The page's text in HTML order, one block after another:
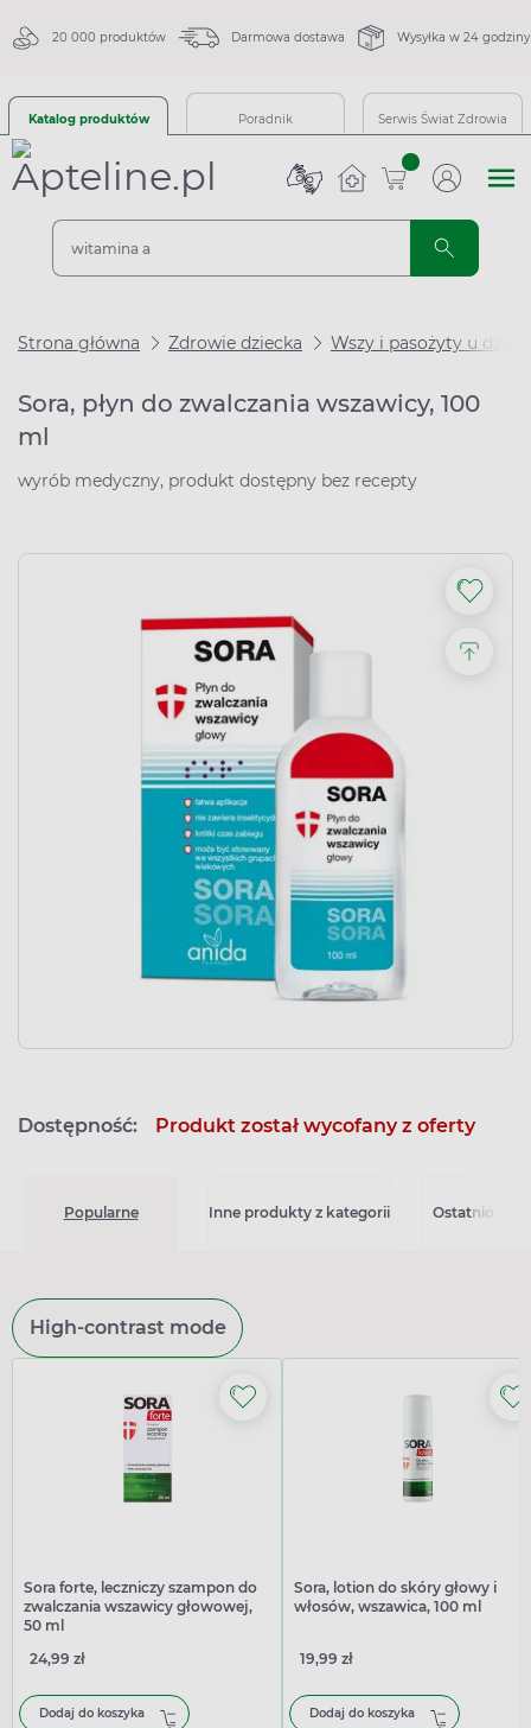
20 000 produktów Darmowa dostawa Wysyłka w 24 godziny
Katalog produktów Poradnik Serwis Świat Zdrowia
sztuk
Strona główna Zdrowie dziecka Wszy i pasożyty u dzieci
Sora, płyn do zwalczania wszawicy, 100
ml
wyrób medyczny, produkt dostępny bez recepty
Dostępność: Produkt został wycofany z oferty
Popularne Inne produkty z kategorii Ostatnio
High-contrast mode
Sora forte, leczniczy szampon do
zwalczania wszawicy głowowej,
50 ml
24,99 zł
Dodaj do koszyka
Sora, lotion do skóry głowy i
włosów, wszawica, 100 ml
19,99 zł
Dodaj do koszyka